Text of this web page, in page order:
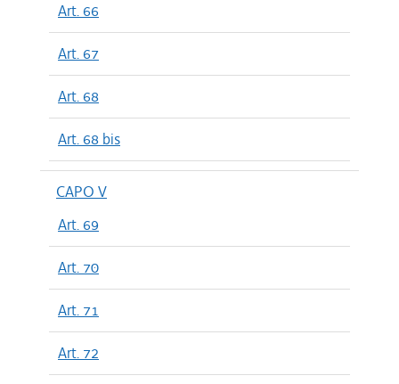
Art. 66
Art. 67
Art. 68
Art. 68 bis
CAPO V
Art. 69
Art. 70
Art. 71
Art. 72